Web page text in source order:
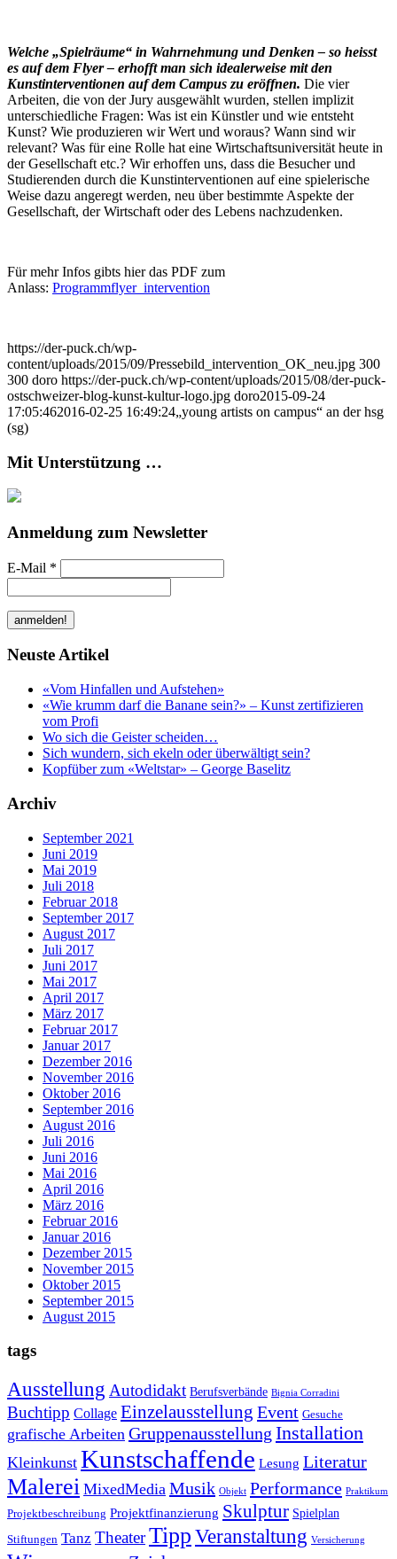
Welche „Spielräume“ in Wahrnehmung und Denken – so heisst
es auf dem Flyer – erhofft man sich idealerweise mit den
Kunstinterventionen auf dem Campus zu eröffnen. Die vier
Arbeiten, die von der Jury ausgewählt wurden, stellen implizit
unterschiedliche Fragen: Was ist ein Künstler und wie entsteht
Kunst? Wie produzieren wir Wert und woraus? Wann sind wir
relevant? Was für eine Rolle hat eine Wirtschaftsuniversität heute in
der Gesellschaft etc.? Wir erhoffen uns, dass die Besucher und
Studierenden durch die Kunstinterventionen auf eine spielerische
Weise dazu angeregt werden, neu über bestimmte Aspekte der
Gesellschaft, der Wirtschaft oder des Lebens nachzudenken.
Für mehr Infos gibts hier das PDF zum
Anlass: Programmflyer_intervention
https://der-puck.ch/wp-
content/uploads/2015/09/Pressebild_intervention_OK_neu.jpg 300
300 doro https://der-puck.ch/wp-content/uploads/2015/08/der-puck-
ostschweizer-blog-kunst-kultur-logo.jpg doro2015-09-24
17:05:462016-02-25 16:49:24„young artists on campus“ an der hsg
(sg)
Mit Unterstützung …
Anmeldung zum Newsletter
E-Mail *
Neuste Artikel
«Vom Hinfallen und Aufstehen»
«Wie krumm darf die Banane sein?» – Kunst zertifizieren
vom Profi
Wo sich die Geister scheiden…
Sich wundern, sich ekeln oder überwältigt sein?
Kopfüber zum «Weltstar» – George Baselitz
Archiv
September 2021
Juni 2019
Mai 2019
Juli 2018
Februar 2018
September 2017
August 2017
Juli 2017
Juni 2017
Mai 2017
April 2017
März 2017
Februar 2017
Januar 2017
Dezember 2016
November 2016
Oktober 2016
September 2016
August 2016
Juli 2016
Juni 2016
Mai 2016
April 2016
März 2016
Februar 2016
Januar 2016
Dezember 2015
November 2015
Oktober 2015
September 2015
August 2015
tags
Ausstellung Autodidakt Berufsverbände Bignia Corradini
Buchtipp Collage Einzelausstellung Event Gesuche
grafische Arbeiten Gruppenausstellung Installation
Kleinkunst Kunstschaffende Lesung Literatur
Malerei MixedMedia Musik Objekt Performance Praktikum
Projektbeschreibung Projektfinanzierung Skulptur Spielplan
Stiftungen Tanz TheaterTippVeranstaltung Versicherung